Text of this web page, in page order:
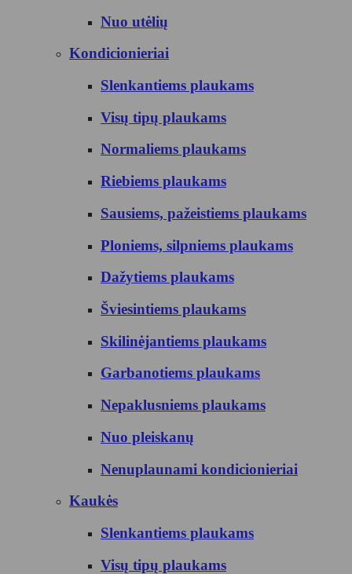
Nuo utėlių
Kondicionieriai
Slenkantiems plaukams
Visų tipų plaukams
Normaliems plaukams
Riebiems plaukams
Sausiems, pažeistiems plaukams
Ploniems, silpniems plaukams
Dažytiems plaukams
Šviesintiems plaukams
Skilinėjantiems plaukams
Garbanotiems plaukams
Nepaklusniems plaukams
Nuo pleiskanų
Nenuplaunami kondicionieriai
Kaukės
Slenkantiems plaukams
Visų tipų plaukams